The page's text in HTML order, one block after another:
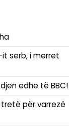
it serb, i merret
edhe të BBC!
për varrezë